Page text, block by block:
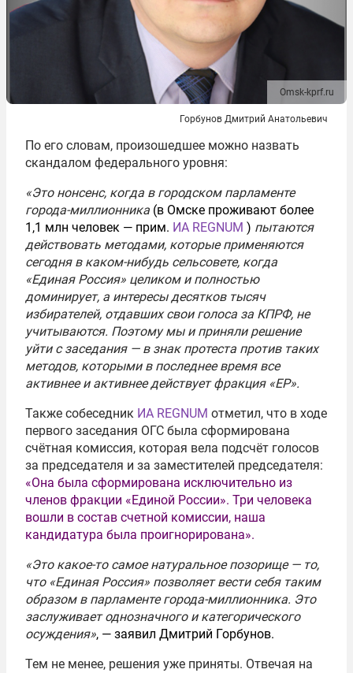
Omsk-kprf.ru
Горбунов Дмитрий Анатольевич
По его словам, произошедшее можно назвать
скандалом федерального уровня:
«Это нонсенс, когда в городском парламенте
города-миллионника (в Омске проживают более
1,1 млн человек — прим. ИА REGNUM ) пытаются
действовать методами, которые применяются
сегодня в каком-нибудь сельсовете, когда
«Единая Россия» целиком и полностью
доминирует, а интересы десятков тысяч
избирателей, отдавших свои голоса за КПРФ, не
учитываются. Поэтому мы и приняли решение
уйти с заседания — в знак протеста против таких
методов, которыми в последнее время все
активнее и активнее действует фракция «ЕР».
Также собеседник ИА REGNUM отметил, что в ходе
первого заседания ОГС была сформирована
счётная комиссия, которая вела подсчёт голосов
за председателя и за заместителей председателя:
«Она была сформирована исключительно из
членов фракции «Единой России». Три человека
вошли в состав счетной комиссии, наша
кандидатура была проигнорирована».
«Это какое-то самое натуральное позорище — то,
что «Единая Россия» позволяет вести себя таким
образом в парламенте города-миллионника. Это
заслуживает однозначного и категорического
осуждения», — заявил Дмитрий Горбунов.
Тем не менее, решения уже приняты. Отвечая на